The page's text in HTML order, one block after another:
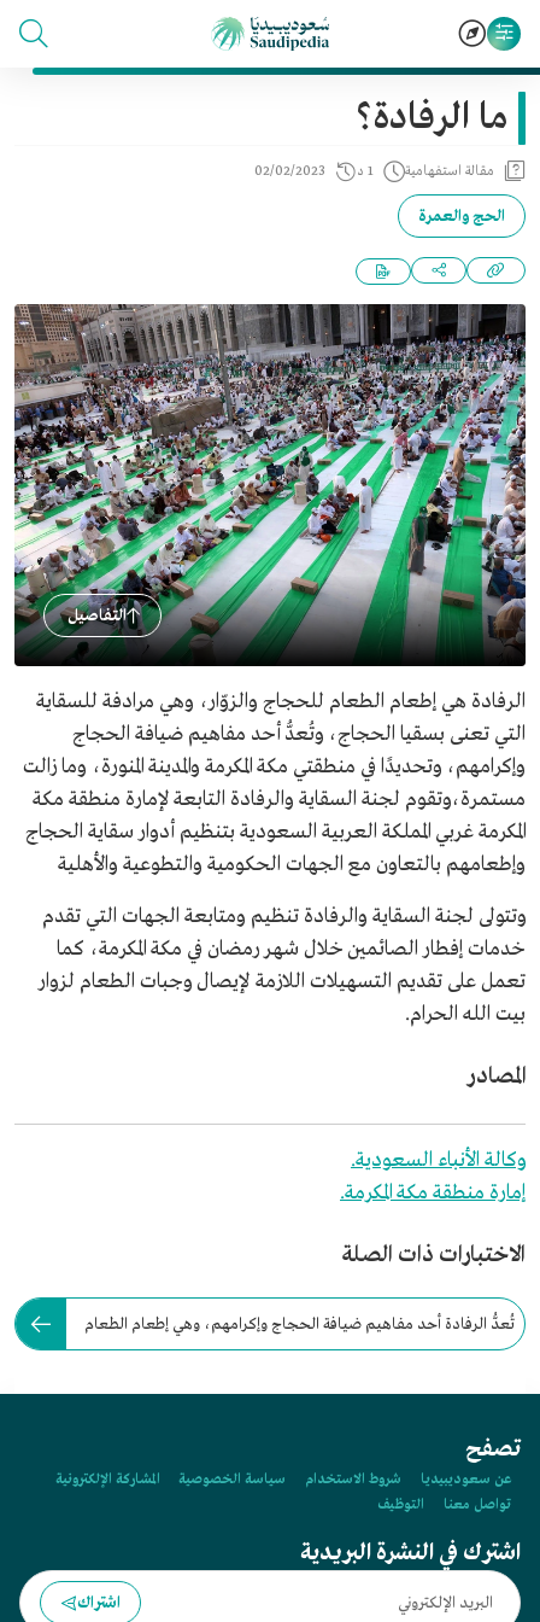
ما الرفادة؟
مقالة استفهامية 1 د 02/02/2023
الحج والعمرة
التفاصيل
الرفادة هي إطعام الطعام للحجاج والزوّار، وهي مرادفة للسقاية
التي تعنى بسقيا الحجاج، وتُعدُّ أحد مفاهيم ضيافة الحجاج
وإكرامهم، وتحديدًا في منطقتي مكة المكرمة والمدينة المنورة، وما زالت
مستمرة،وتقوم لجنة السقاية والرفادة التابعة لإمارة منطقة مكة
المكرمة غربي المملكة العربية السعودية بتنظيم أدوار سقاية الحجاج
وإطعامهم بالتعاون مع الجهات الحكومية والتطوعية والأهلية
وتتولى لجنة السقاية والرفادة تنظيم ومتابعة الجهات التي تقدم
خدمات إفطار الصائمين خلال شهر رمضان في مكة المكرمة، كما
تعمل على تقديم التسهيلات اللازمة لإيصال وجبات الطعام لزوار
بيت الله الحرام.
المصادر
وكالة الأنباء السعودية.
إمارة منطقة مكة المكرمة.
الاختبارات ذات الصلة
تُعدُّ الرفادة أحد مفاهيم ضيافة الحجاج وإكرامهم، وهي إطعام الطعام
تصفح
عن سعوديبيديا شروط الاستخدام سياسة الخصوصية
المشاركة الإلكترونية
تواصل معنا
التوظيف
اشترك في النشرة البريدية
اشتراك